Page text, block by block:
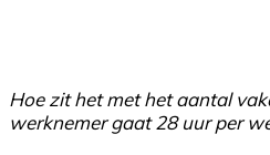
Hoe zit het met het aantal
werknemer gaat 28 uur per